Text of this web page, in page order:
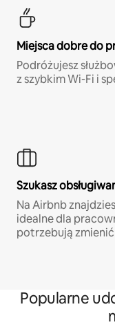
Miejsca dobre do
Podróżujesz
z szybkim Wi-Fi i
Szukasz
Na Airbnb
idealne dla
potrzebują
Popularne